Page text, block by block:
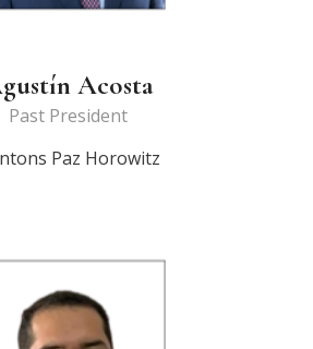
Acosta
Past President
Paz Horowitz